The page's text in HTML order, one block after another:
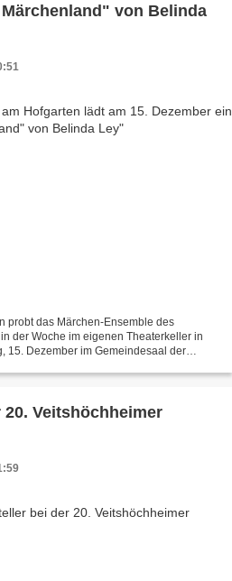
von Belinda
probt das Märchen-Ensemble des
der Woche im eigenen Theaterkeller in
15. Dezember im Gemeindesaal der
Veitshöchheimer